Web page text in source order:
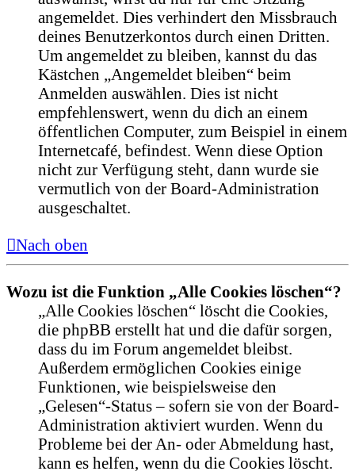
angemeldet. Dies verhindert den Missbrauch
deines Benutzerkontos durch einen Dritten.
Um angemeldet zu bleiben, kannst du das
Kästchen „Angemeldet bleiben“ beim
Anmelden auswählen. Dies ist nicht
empfehlenswert, wenn du dich an einem
öffentlichen Computer, zum Beispiel in einem
Internetcafé, befindest. Wenn diese Option
nicht zur Verfügung steht, dann wurde sie
vermutlich von der Board-Administration
ausgeschaltet.
Nach oben
Wozu ist die Funktion „Alle Cookies löschen“?
„Alle Cookies löschen“ löscht die Cookies,
die phpBB erstellt hat und die dafür sorgen,
dass du im Forum angemeldet bleibst.
Außerdem ermöglichen Cookies einige
Funktionen, wie beispielsweise den
„Gelesen“-Status – sofern sie von der Board-
Administration aktiviert wurden. Wenn du
Probleme bei der An- oder Abmeldung hast,
kann es helfen, wenn du die Cookies löscht.